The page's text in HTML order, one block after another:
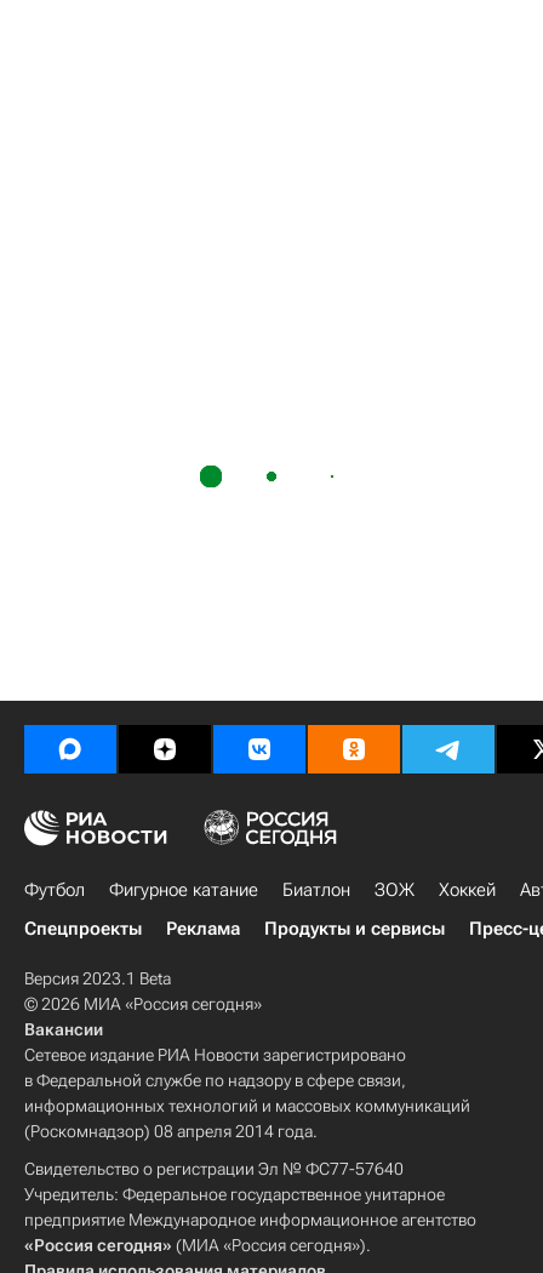
Футбол Фигурное катание Биатлон ЗОЖ Хоккей
Спецпроекты
Реклама Продукты и сервисы Пресс-
Версия 2023.1 Beta
© 2026 МИА «Россия сегодня»
Вакансии
Сетевое издание РИА Новости зарегистрировано
в Федеральной службе по надзору в сфере связи,
информационных технологий и массовых коммуникаций
(Роскомнадзор) 08 апреля 2014 года.
Свидетельство о регистрации Эл № ФС77-57640
Учредитель: Федеральное государственное унитарное
предприятие Международное информационное агентство
«Россия сегодня» (МИА «Россия сегодня»).